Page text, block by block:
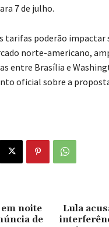
7 de julho.
tarifas poderão
norte-americano,
entre Brasília e
oficial sobre a
noite
de
Lula